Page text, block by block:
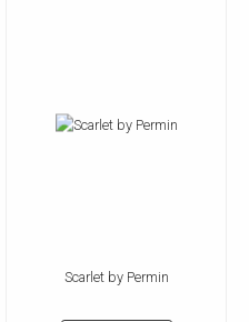
Scarlet by Permin